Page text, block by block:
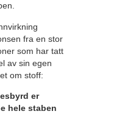
fra en stor
som har tatt
av sin egen
om stoff:
er
hele staben